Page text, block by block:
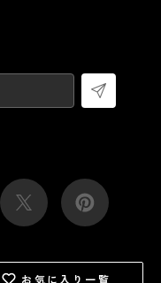
お気に入り一覧